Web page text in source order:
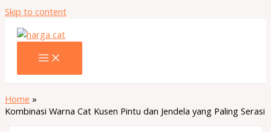
Skip to content
Home
Kombinasi Warna Cat Kusen Pintu dan Jendela yang Paling Serasi